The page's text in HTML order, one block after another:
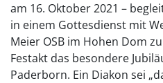
am 16. Oktober 2021 –
in einem Gottesdienst mit
Meier OSB im Hohen Dom
Festakt das besondere
Paderborn. Ein Diakon sei